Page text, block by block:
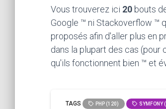
Vous trouverez ici 20 bouts
Google ™ ni Stackoverflow ™
proposés afin d'aller plus en
dans la plupart des cas
qu'ils fonctionnent bien ™ et
TAGS PHP (120) SYMFONY